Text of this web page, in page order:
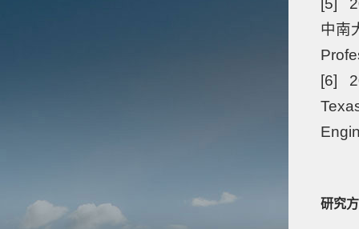
[5]
中南
[6]
研究